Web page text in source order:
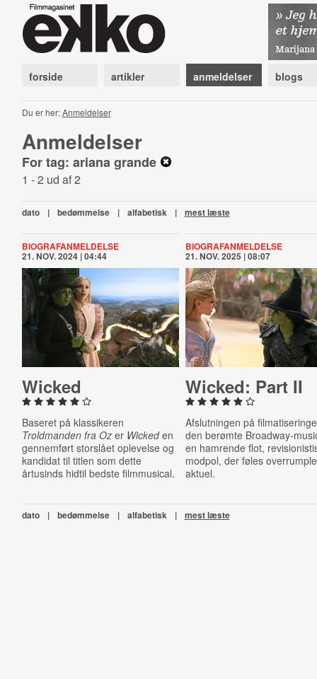
forside artikler anmeldelser blogs
Du er her:Anmeldelser
Anmeldelser
For tag: ariana grande
1 - 2 ud af 2
dato | bedømmelse | alfabetisk | mest læste
BIOGRAFANMELDELSE
21. NOV. 2024 | 04:44
Wicked
Baseret på klassikeren
Troldmanden fra Ozer Wickeden
gennemført storslået oplevelse og
kandidat til titlen som dette
årtusinds hidtil bedste filmmusical.
BIOGRAFANMELDELSE
21. NOV. 2025 | 08:07
Wicked: Part II
Afslutningen på
den berømte Broadway-
en hamrende flot,
modpol, der føles
aktuel.
dato | bedømmelse | alfabetisk | mest læste